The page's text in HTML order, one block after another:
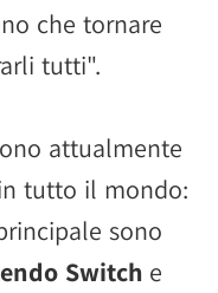
che tornare
tutti".
attualmente
tutto il mondo:
sono
Switch e